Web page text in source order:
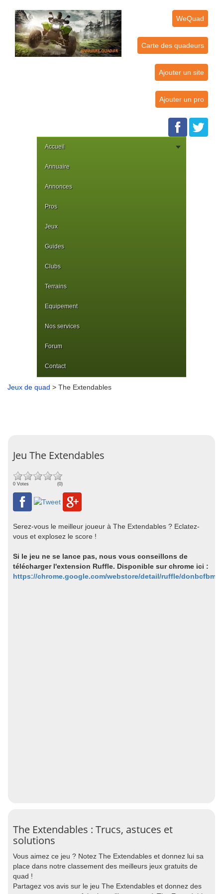
WeQuad
Carte des quadeurs
Ajouter un site
Ajouter un pro
Accueil
Annuaire
Annonces
Pros
Jeux
Guides
Clubs
Terrains
Equipement
Nos services
Forum
Contact
Jeux de quad > The Extendables
Jeu The Extendables
0 Votes (0)
Serez-vous le meilleur joueur à The Extendables ? Eclatez-
vous et explosez le score !
Si le jeu ne se lance pas, nous vous conseillons de
télécharger l'extension Ruffle. Disponible sur chrome ici :
https://chrome.google.com/webstore/detail/ruffle/
The Extendables : Trucs, astuces et
solutions
Vous aimez ce jeu ? Notez The Extendables et donnez lui sa
place dans notre classement des meilleurs jeux gratuits de
quad !
Partagez vos avis sur le jeu The Extendables et donnez des